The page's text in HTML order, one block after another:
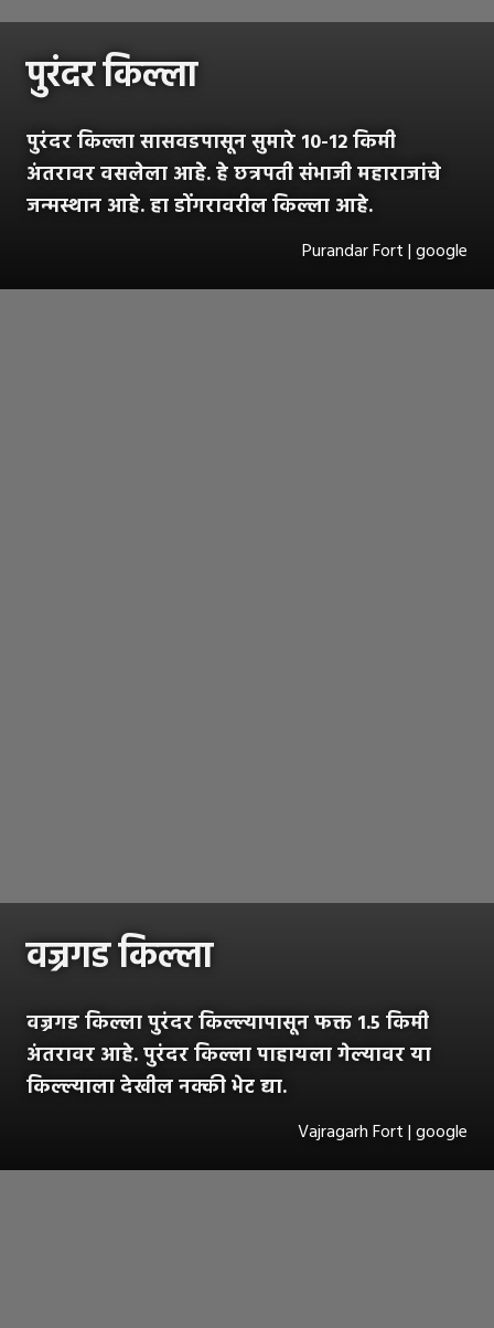
पुरंदर किल्ला
पुरंदर किल्ला सासवडपासून सुमारे 10-12 किमी
अंतरावर वसलेला आहे. हे छत्रपती संभाजी महाराजांचे
जन्मस्थान आहे. हा डोंगरावरील किल्ला आहे.
Purandar Fort | google
वज्रगड किल्ला
वज्रगड किल्ला पुरंदर किल्ल्यापासून फक्त 1.5 किमी
अंतरावर आहे. पुरंदर किल्ला पाहायला गेल्यावर या
किल्ल्याला देखील नक्की भेट द्या.
Vajragarh Fort | google